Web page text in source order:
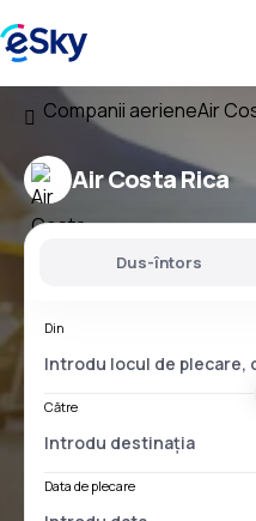
Companii aerieneAir
Air Costa Rica
Dus-întors
Din
Către
Data de plecare